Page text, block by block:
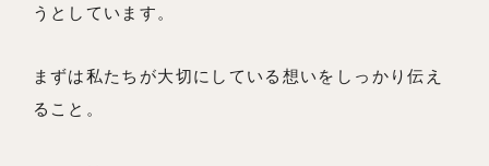
うとしています。
まずは私たちが大切にしている想いをしっかり伝え
ること。